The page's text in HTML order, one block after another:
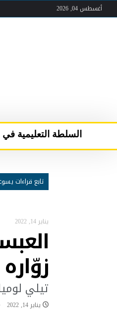
أغسطس 04, 2026
السلطة التعليمية
تابع قراءات
يناير 14, 2022
تيلي
يناير 14, 2022